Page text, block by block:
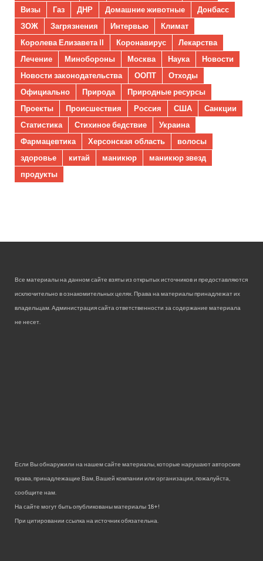
Визы
Газ ДНР Домашние животные
Донбасс
ЗОЖ
Загрязнения Интервью
Климат
Королева Елизавета II
Коронавирус
Лекарства
Лечение
Минобороны Москва Наука
Новости
Новости законодательства
ООПТ
Отходы
Официально
Природа
Природные ресурсы
Проекты
Происшествия Россия США
Санкции
Статистика
Стихиное бедствие
Украина
Фармацевтика
Херсонская область
волосы
здоровье
китай маникюр
маникюр звезд
продукты
Все материалы на данном сайте взяты из открытых источников и предоставляются
исключительно в ознакомительных целях. Права на материалы принадлежат их
владельцам. Администрация сайта ответственности за содержание материала
не несет.
Если Вы обнаружили на нашем сайте материалы, которые нарушают авторские
права, принадлежащие Вам, Вашей компании или организации, пожалуйста,
сообщите нам.
На сайте могут быть опубликованы материалы 18+!
При цитировании ссылка на источник обязательна.